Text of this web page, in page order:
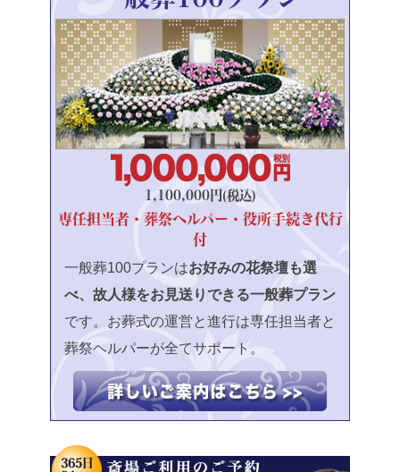
1,100,000円(税込)
専任担当者・葬祭ヘルパー・役所手続き代行
付
一般葬100プランはお好みの花祭壇も選
べ、故人様をお見送りできる一般葬プラン
です。お葬式の運営と進行は専任担当者と
葬祭ヘルパーが全てサポート。